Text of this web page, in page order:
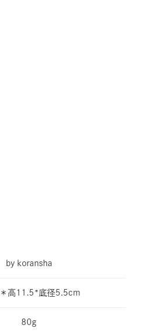
by koransha
高11.5*底径5.5cm
80g